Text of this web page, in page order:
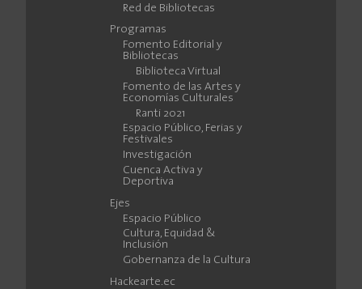
Red de Bibliotecas
Programas
Fomento Editorial y
Bibliotecas
Biblioteca Virtual
Fomento de las Artes y
Economías Culturales
Ranti 2021
Espacio Público, Ferias y
Festivales
Investigación
Cuenca Activa y
Deportiva
Ejes
Espacio Público
Cultura, Equidad &
Inclusión
Gobernanza de la Cultura
Hackearte.ec